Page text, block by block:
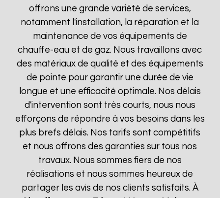
offrons une grande variété de services,
notamment l'installation, la réparation et la
maintenance de vos équipements de
chauffe-eau et de gaz. Nous travaillons avec
des matériaux de qualité et des équipements
de pointe pour garantir une durée de vie
longue et une efficacité optimale. Nos délais
d'intervention sont très courts, nous nous
efforçons de répondre à vos besoins dans les
plus brefs délais. Nos tarifs sont compétitifs
et nous offrons des garanties sur tous nos
travaux. Nous sommes fiers de nos
réalisations et nous sommes heureux de
partager les avis de nos clients satisfaits. À